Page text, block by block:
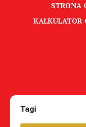
STRONA
KALKULATOR
Tagi